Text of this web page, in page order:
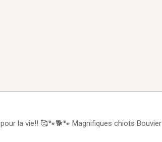
la vie!! 🥰🐾🐕🐾 Magnifiques chiots Bouvier